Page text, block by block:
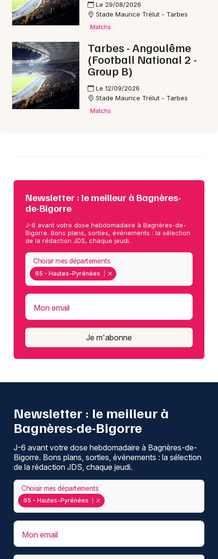
65 - Hautes-Pyrénées
Mon email
Je m'abonne
Le 29/08/2026
Stade Maurice Trélut - Tarbes
Matchs
Tarbes - Angoulême
(Football National 2 -
Group B)
Le 12/09/2026
Stade Maurice Trélut - Tarbes
Matchs
Newsletter : le meilleur à Bagnères-
de-Bigorre
J-6 avant votre dose hebdomadaire à Bagnères-de-
Bigorre. Bons plans, sorties, événements : la sélection
de la rédaction JDS, chaque jeudi.
65 - Hautes-Pyrénées
Choisir mes départements
Mon email
Je m'abonne
Newsletter : le meilleur à
Bagnères-de-Bigorre
J-6 avant votre dose hebdomadaire à Bagnères-de-
Bigorre. Bons plans, sorties, événements : la sélection
de la rédaction JDS, chaque jeudi.
65 - Hautes-Pyrénées
Choisir mes départements
Mon email